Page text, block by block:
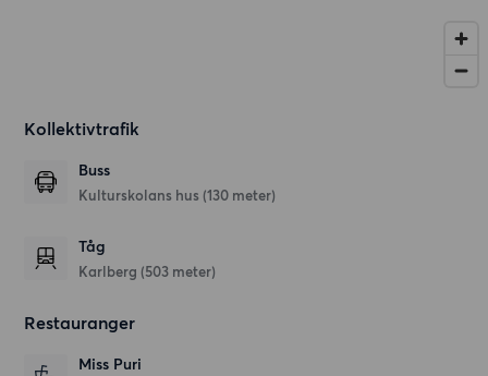
Kollektivtrafik
Buss
Kulturskolans hus (130 meter)
Tåg
Karlberg (503 meter)
Restauranger
Miss Puri